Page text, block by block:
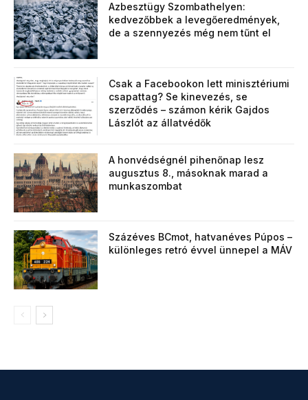
Azbesztügy Szombathelyen:
kedvezőbbek a levegőeredmények,
de a szennyezés még nem tűnt el
Csak a Facebookon lett minisztériumi
csapattag? Se kinevezés, se
szerződés – számon kérik Gajdos
Lászlót az állatvédők
A honvédségnél pihenőnap lesz
augusztus 8., másoknak marad a
munkaszombat
Százéves BCmot, hatvanéves Púpos –
különleges retró évvel ünnepel a MÁV